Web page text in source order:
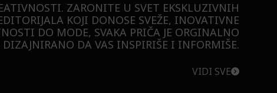
ZARONITE U SVET EKSKLUZIVNIH
KOJI DONOSE SVEŽE, INOVATIVNE
DO MODE, SVAKA PRIČA JE ORGINALNO
DIZAJNIRANO DA VAS INSPIRIŠE I INFORMIŠE.
VIDI SVE